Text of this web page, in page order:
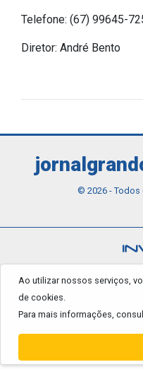
Telefone: (67) 99645-
Diretor: André Bento
Ao utilizar nossos serviços,
de cookies.
Para mais informações,
© 2026 - Todos